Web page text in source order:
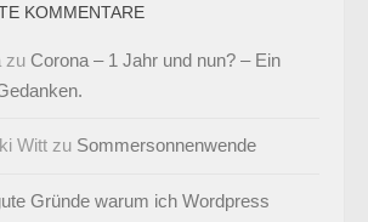
KOMMENTARE
zu Corona – 1 Jahr und nun? – Ein
Witt zu Sommersonnenwende
Gründe warum ich Wordpress